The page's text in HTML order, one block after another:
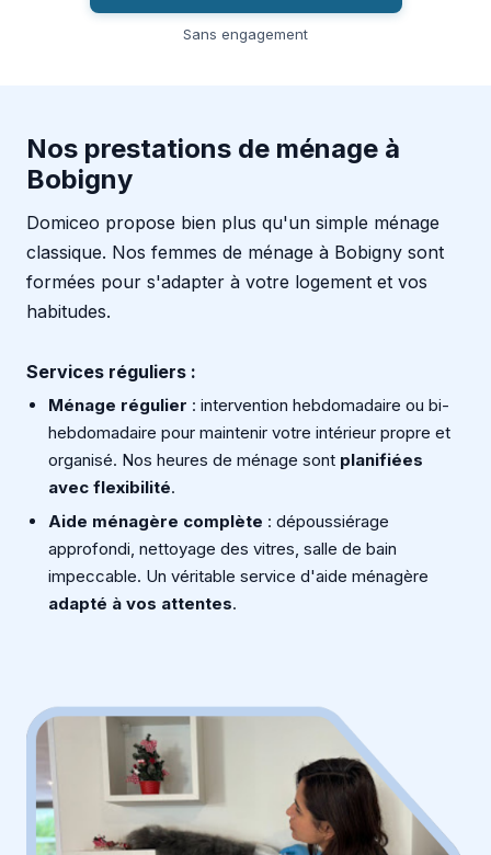
Sans engagement
Nos prestations de ménage à
Bobigny
Domiceo propose bien plus qu'un simple ménage
classique. Nos femmes de ménage à Bobigny sont
formées pour s'adapter à votre logement et vos
habitudes.
Services réguliers :
Ménage régulier : intervention hebdomadaire ou bi-
hebdomadaire pour maintenir votre intérieur propre et
organisé. Nos heures de ménage sont planifiées
avec flexibilité.
Aide ménagère complète : dépoussiérage
approfondi, nettoyage des vitres, salle de bain
impeccable. Un véritable service d'aide ménagère
adapté à vos attentes.